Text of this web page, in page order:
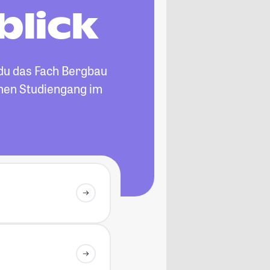
das Fach Bergbau
Studiengang im